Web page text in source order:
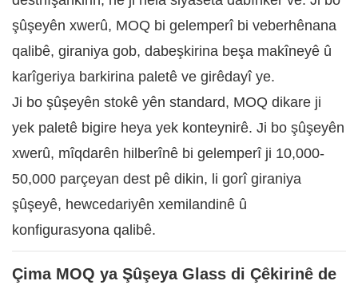
şûşeyên xwerû, MOQ bi gelemperî bi veberhênana
qalibê, giraniya gob, dabeşkirina beşa makîneyê û
karîgeriya barkirina paletê ve girêdayî ye.
Ji bo şûşeyên stokê yên standard, MOQ dikare ji
yek paletê bigire heya yek konteynirê. Ji bo şûşeyên
xwerû, mîqdarên hilberînê bi gelemperî ji 10,000-
50,000 parçeyan dest pê dikin, li gorî giraniya
şûşeyê, hewcedariyên xemilandinê û
konfigurasyona qalibê.
Çima MOQ ya Şûşeya Glass di Çêkirinê de